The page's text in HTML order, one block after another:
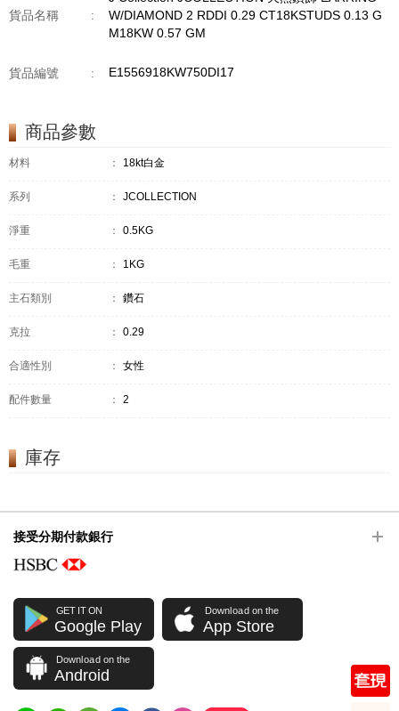
貨品名稱 :
W/DIAMOND 2 RDDI 0.29 CT18KSTUDS 0.13 G
M18KW 0.57 GM
貨品編號 : E1556918KW750DI17
商品參數
材料 ： 18kt白金
系列 ： JCOLLECTION
淨重 ： 0.5KG
毛重 ： 1KG
主石類別 ： 鑽石
克拉 ： 0.29
合適性別 ： 女性
配件數量 ： 2
庫存
接受分期付款銀行
GET IT ON
Google Play
Download on the
App Store
Download on the
Android